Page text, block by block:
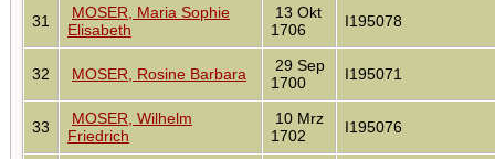
31
MOSER, Maria Sophie
Elisabeth
13 Okt
1706
I195078
32 MOSER, Rosine Barbara
29 Sep
1700
I195071
33
MOSER, Wilhelm
Friedrich
10 Mrz
1702
I195076